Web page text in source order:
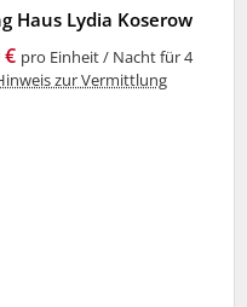
Haus Lydia Koserow
€ pro Einheit / Nacht für 4
zur Vermittlung